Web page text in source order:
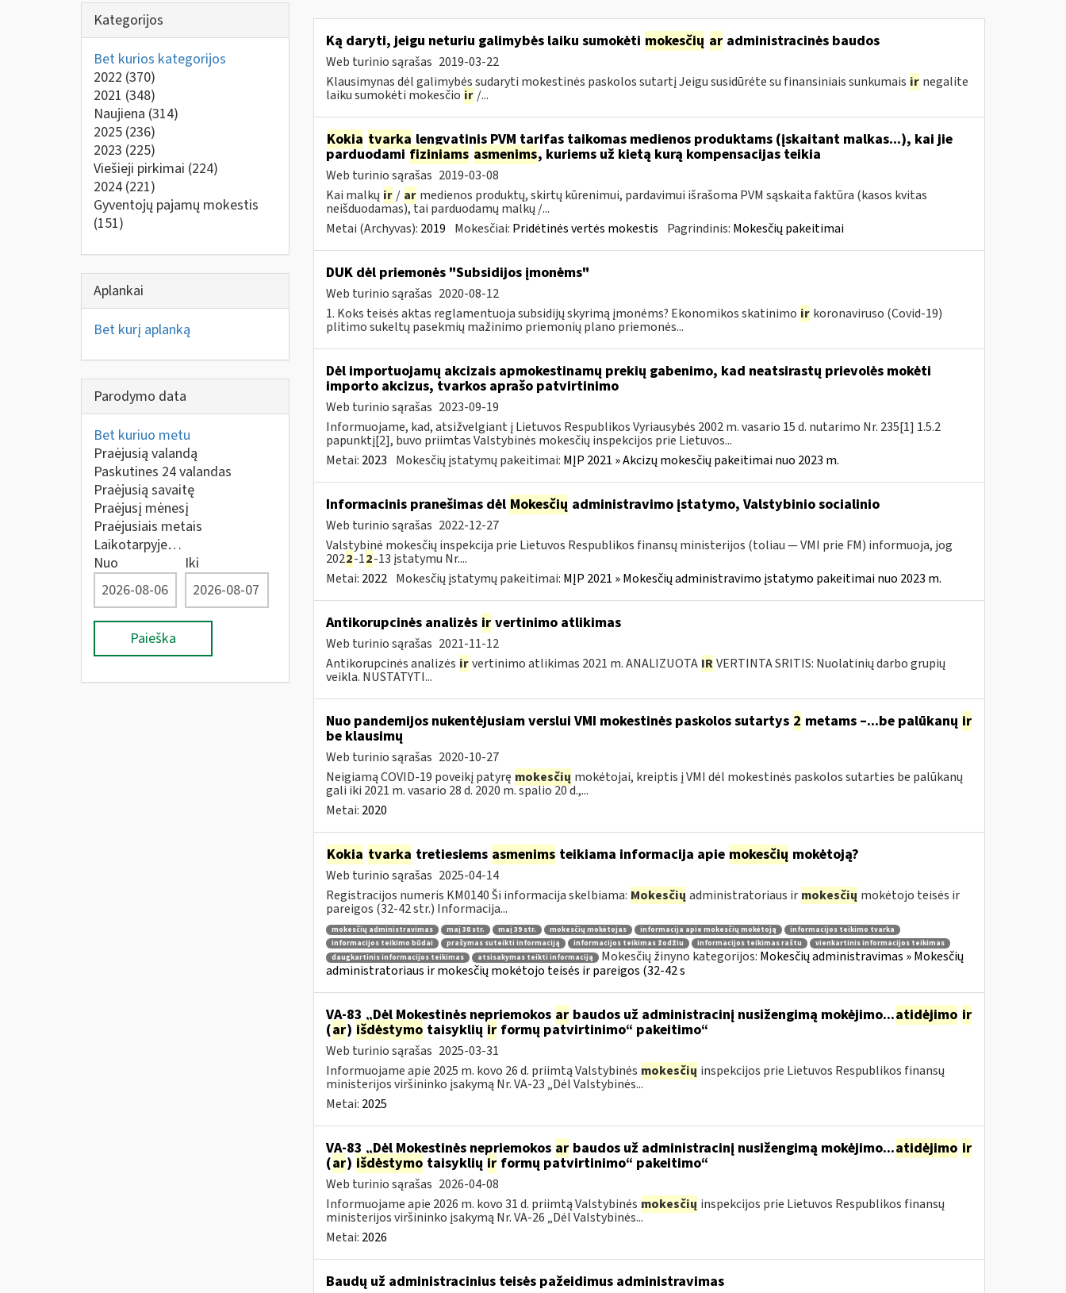
Kategorijos
Bet kurios kategorijos
2022 (370)
2021 (348)
Naujiena (314)
2025 (236)
2023 (225)
Viešieji pirkimai (224)
2024 (221)
Gyventojų pajamų mokestis
(151)
Aplankai
Bet kurį aplanką
Parodymo data
Bet kuriuo metu
Praėjusią valandą
Paskutines 24 valandas
Praėjusią savaitę
Praėjusį mėnesį
Praėjusiais metais
Laikotarpyje…
Nuo
Iki
Paieška
Ką daryti, jeigu neturiu galimybės laiku sumokėti mokesčių aradministracinės baudos
Web turinio sąrašas 2019-03-22
Klausimynas dėl galimybės sudaryti mokestinės paskolos sutartį Jeigu susidūrėte su finansiniais sunkumais ir negalite
laiku sumokėti mokesčio ir /...
Kokia tvarkalengvatinis PVM tarifas taikomas medienos produktams (įskaitant malkas...), kai jie
parduodamifiziniams asmenims, kuriems už kietą kurą kompensacijas teikia
Web turinio sąrašas 2019-03-08
Kai malkų ir / ar medienos produktų, skirtų kūrenimui, pardavimui išrašoma PVM sąskaita faktūra (kasos kvitas
neišduodamas), tai parduodamų malkų /...
Metai (Archyvas): 2019 Mokesčiai: Pridėtinės vertės mokestis Pagrindinis: Mokesčių pakeitimai
DUK dėl priemonės "Subsidijos įmonėms"
Web turinio sąrašas 2020-08-12
1. Koks teisės aktas reglamentuoja subsidijų skyrimą įmonėms? Ekonomikos skatinimo ir koronaviruso (Covid-19)
plitimo sukeltų pasekmių mažinimo priemonių plano priemonės...
Dėl importuojamų akcizais apmokestinamų prekių gabenimo, kad neatsirastų prievolės mokėti
importo akcizus, tvarkos aprašo patvirtinimo
Web turinio sąrašas 2023-09-19
Informuojame, kad, atsižvelgiant į Lietuvos Respublikos Vyriausybės 2002 m. vasario 15 d. nutarimo Nr. 235[1] 1.5.2
papunktį[2], buvo priimtas Valstybinės mokesčių inspekcijos prie Lietuvos...
Metai: 2023 Mokesčių įstatymų pakeitimai: MĮP 2021 » Akcizų mokesčių pakeitimai nuo 2023 m.
Informacinis pranešimas dėl Mokesčių administravimo įstatymo, Valstybinio socialinio
Web turinio sąrašas 2022-12-27
Valstybinė mokesčių inspekcija prie Lietuvos Respublikos finansų ministerijos (toliau — VMI prie FM) informuoja, jog
2022-12-13 įstatymu Nr....
Metai: 2022 Mokesčių įstatymų pakeitimai: MĮP 2021 » Mokesčių administravimo įstatymo pakeitimai nuo 2023 m.
Antikorupcinės analizės irvertinimo atlikimas
Web turinio sąrašas 2021-11-12
Antikorupcinės analizės ir vertinimo atlikimas 2021 m. ANALIZUOTA IR VERTINTA SRITIS: Nuolatinių darbo grupių
veikla. NUSTATYTI...
Nuo pandemijos nukentėjusiam verslui VMI mokestinės paskolos sutartys 2 metams –...be palūkanų ir
be klausimų
Web turinio sąrašas 2020-10-27
Neigiamą COVID-19 poveikį patyrę mokesčių mokėtojai, kreiptis į VMI dėl mokestinės paskolos sutarties be palūkanų
gali iki 2021 m. vasario 28 d. 2020 m. spalio 20 d.,...
Metai: 2020
Kokia tvarka tretiesiems asmenims teikiama informacija apie mokesčių mokėtoją?
Web turinio sąrašas 2025-04-14
Registracijos numeris KM0140 Ši informacija skelbiama: Mokesčių administratoriaus ir mokesčių mokėtojo teisės ir
pareigos (32-42 str.) Informacija...
mokesčių administravimas maį 38 str. maį 39 str. mokesčių mokėtojas informacija apie mokesčių mokėtoją
informacijos teikimo tvarka
informacijos teikimo būdai
prašymas suteikti informaciją informacijos teikimas žodžiu informacijos teikimas raštu
vienkartinis informacijos teikimas
daugkartinis informacijos teikimas
atsisakymas teikti informaciją Mokesčių žinyno kategorijos: Mokesčių administravimas » Mokesčių
administratoriaus ir mokesčių mokėtojo teisės ir pareigos (32-42 s
VA-83 „Dėl Mokestinės nepriemokos arbaudos už administracinį nusižengimą mokėjimo...atidėjimo ir
(ar) išdėstymo taisyklių irformų patvirtinimo“ pakeitimo“
Web turinio sąrašas 2025-03-31
Informuojame apie 2025 m. kovo 26 d. priimtą Valstybinės mokesčių inspekcijos prie Lietuvos Respublikos finansų
ministerijos viršininko įsakymą Nr. VA-23 „Dėl Valstybinės...
Metai: 2025
VA-83 „Dėl Mokestinės nepriemokos arbaudos už administracinį nusižengimą mokėjimo...atidėjimo ir
(ar) išdėstymo taisyklių irformų patvirtinimo“ pakeitimo“
Web turinio sąrašas 2026-04-08
Informuojame apie 2026 m. kovo 31 d. priimtą Valstybinės mokesčių inspekcijos prie Lietuvos Respublikos finansų
ministerijos viršininko įsakymą Nr. VA-26 „Dėl Valstybinės...
Metai: 2026
Baudų už administracinius teisės pažeidimus administravimas